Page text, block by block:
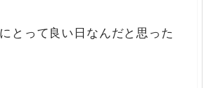
とって良い日なんだと思った